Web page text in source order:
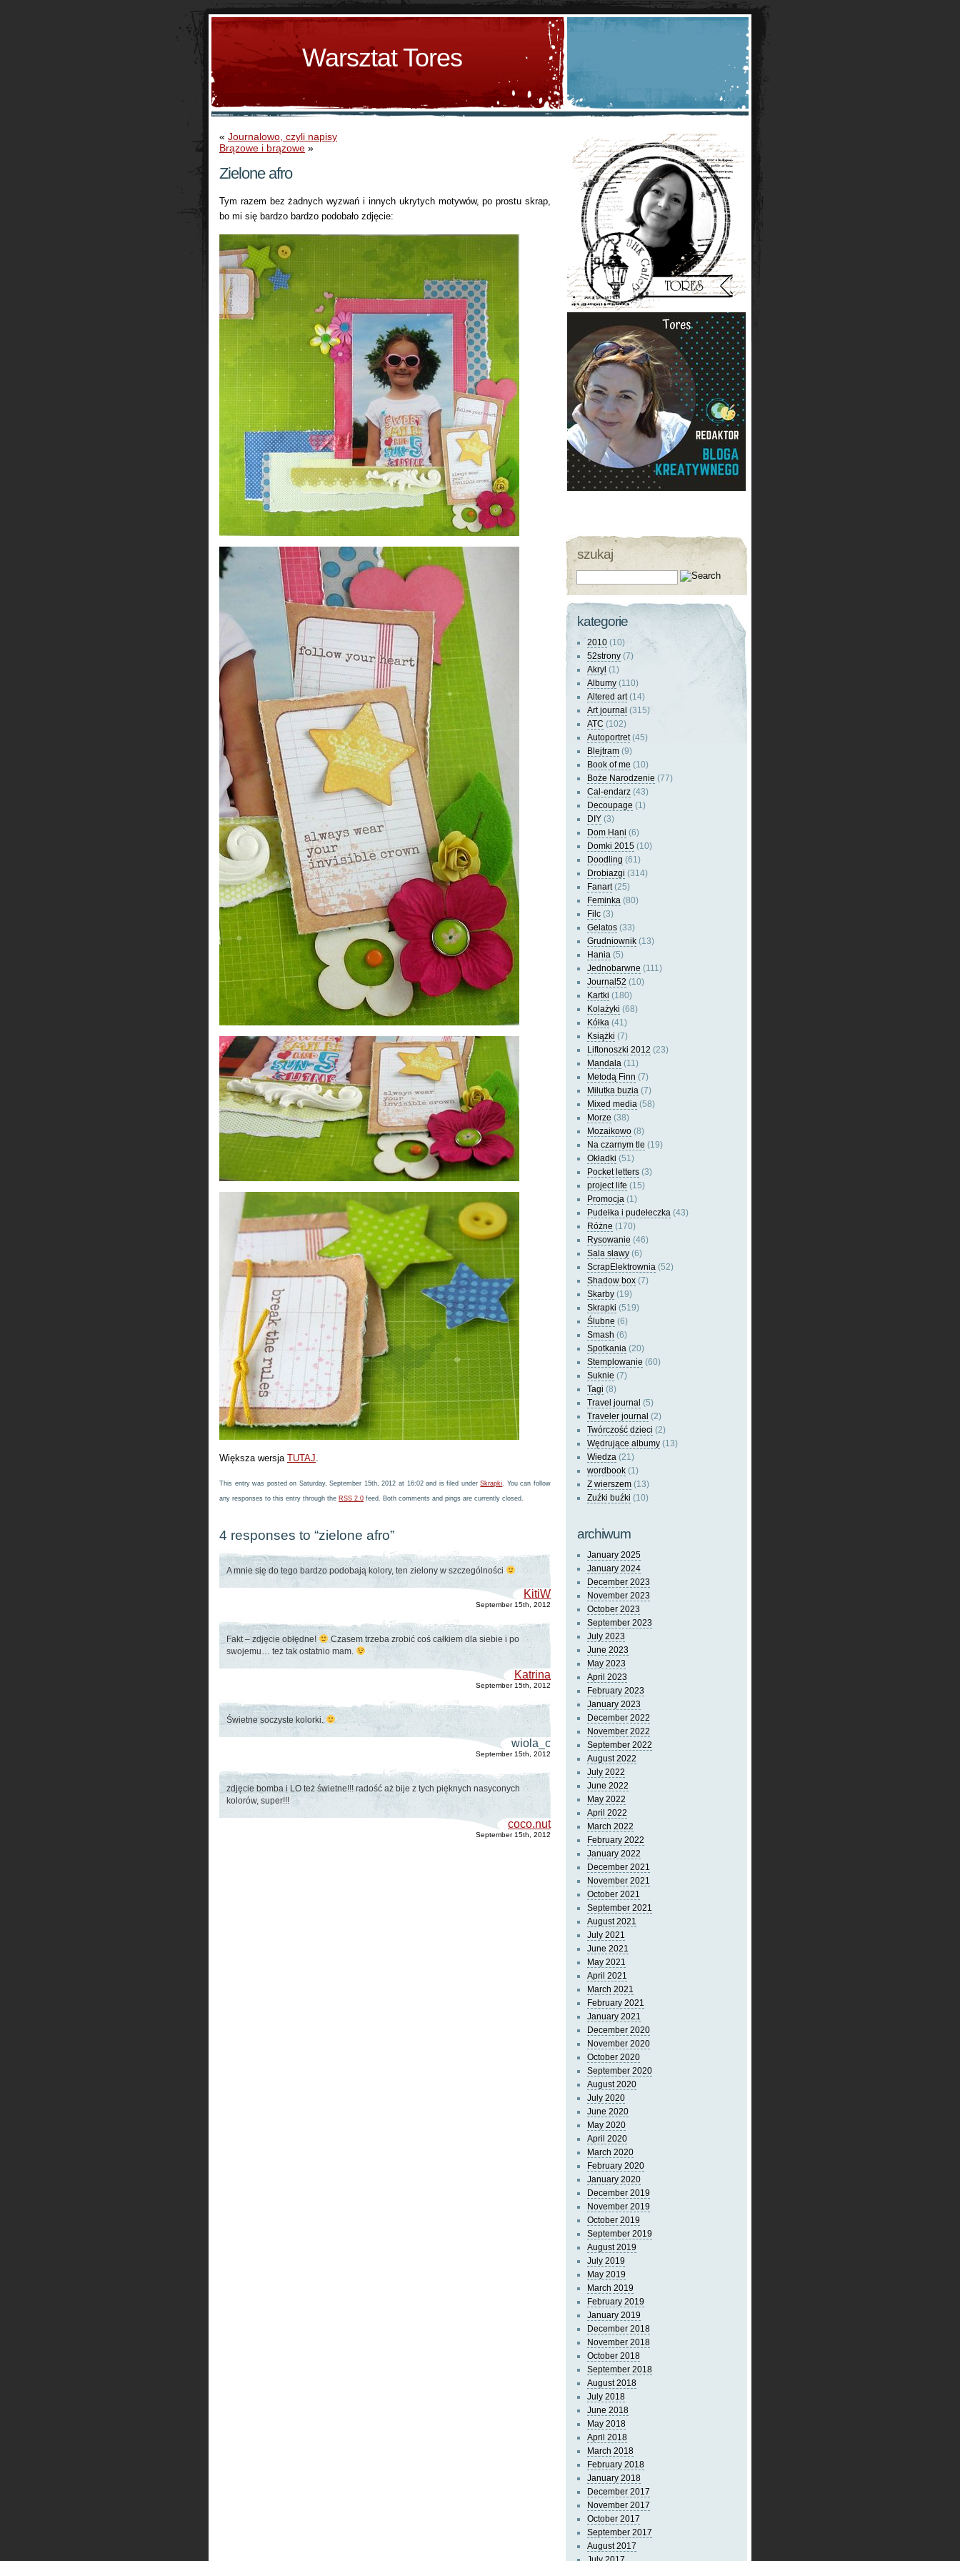
Warsztat Tores
« Journalowo, czyli napisy
Brązowe i brązowe »
Zielone afro
Tym razem bez żadnych wyzwań i innych ukrytych motywów, po prostu skrap,
bo mi się bardzo bardzo podobało zdjęcie:
Większa wersja TUTAJ.
This entry was posted on Saturday, September 15th, 2012 at 16:02 and is filed underSkrapki. You can follow
any responses to this entry through the RSS 2.0 feed. Both comments and pings are currently closed.
4 responses to “zielone afro”
A mnie się do tego bardzo podobają kolory, ten zielony w szczególności
KitiW
September 15th, 2012
Fakt – zdjęcie obłędne!
Czasem trzeba zrobić coś całkiem dla siebie i po
swojemu… też tak ostatnio mam.
Katrina
September 15th, 2012
Świetne soczyste kolorki.
wiola_c
September 15th, 2012
zdjęcie bomba i LO też świetne!!! radość aż bije z tych pięknych nasyconych
kolorów, super!!!
coco.nut
September 15th, 2012
szukaj
kategorie
2010 (10)
52strony (7)
Akryl (1)
Albumy (110)
Altered art(14)
Art journal (315)
ATC (102)
Autoportret(45)
Blejtram (9)
Book of me (10)
Boże Narodzenie (77)
Cal-endarz (43)
Decoupage (1)
DIY (3)
Dom Hani (6)
Domki 2015 (10)
Doodling (61)
Drobiazgi (314)
Fanart(25)
Feminka (80)
Filc (3)
Gelatos (33)
Grudniownik (13)
Hania (5)
Jednobarwne (111)
Journal52 (10)
Kartki (180)
Kolażyki (68)
Kółka (41)
Książki (7)
Liftonoszki 2012 (23)
Mandala (11)
Metodą Finn (7)
Milutka buzia (7)
Mixed media (58)
Morze (38)
Mozaikowo (8)
Na czarnym tle (19)
Okładki (51)
Pocket letters (3)
project life (15)
Promocja (1)
Pudełka i pudełeczka (43)
Różne (170)
Rysowanie (46)
Sala sławy (6)
ScrapElektrownia (52)
Shadow box (7)
Skarby (19)
Skrapki (519)
Ślubne (6)
Smash (6)
Spotkania (20)
Stemplowanie (60)
Suknie (7)
Tagi (8)
Travel journal (5)
Traveler journal (2)
Twórczość dzieci (2)
Wędrujące albumy (13)
Wiedza (21)
wordbook (1)
Z wierszem (13)
Zuźki buźki (10)
archiwum
January 2025
January 2024
December 2023
November 2023
October 2023
September 2023
July 2023
June 2023
May 2023
April 2023
February 2023
January 2023
December 2022
November 2022
September 2022
August 2022
July 2022
June 2022
May 2022
April 2022
March 2022
February 2022
January 2022
December 2021
November 2021
October 2021
September 2021
August 2021
July 2021
June 2021
May 2021
April 2021
March 2021
February 2021
January 2021
December 2020
November 2020
October 2020
September 2020
August 2020
July 2020
June 2020
May 2020
April 2020
March 2020
February 2020
January 2020
December 2019
November 2019
October 2019
September 2019
August 2019
July 2019
May 2019
March 2019
February 2019
January 2019
December 2018
November 2018
October 2018
September 2018
August 2018
July 2018
June 2018
May 2018
April 2018
March 2018
February 2018
January 2018
December 2017
November 2017
October 2017
September 2017
August 2017